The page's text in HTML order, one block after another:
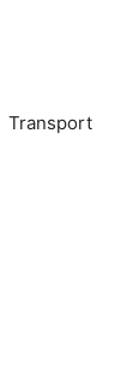
Transport